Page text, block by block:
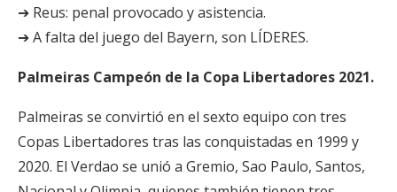
➔ Reus: penal provocado y asistencia.
➔ A falta del juego del Bayern, son LÍDERES.
Palmeiras Campeón de la Copa Libertadores 2021.
Palmeiras se convirtió en el sexto equipo con tres
Copas Libertadores tras las conquistadas en 1999 y
2020. El Verdao se unió a Gremio, Sao Paulo, Santos,